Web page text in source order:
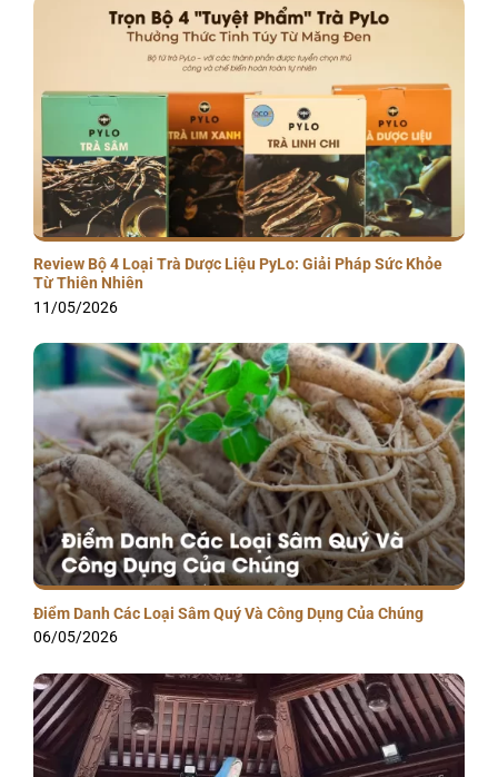
Review Bộ 4 Loại Trà Dược Liệu PyLo: Giải Pháp Sức Khỏe
Từ Thiên Nhiên
11/05/2026
Điểm Danh Các Loại Sâm Quý Và Công Dụng Của Chúng
06/05/2026